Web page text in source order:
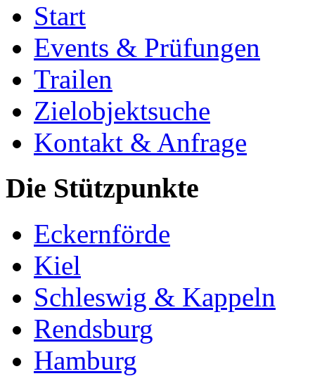
Start
Events & Prüfungen
Trailen
Zielobjektsuche
Kontakt & Anfrage
Die Stützpunkte
Eckernförde
Kiel
Schleswig & Kappeln
Rendsburg
Hamburg